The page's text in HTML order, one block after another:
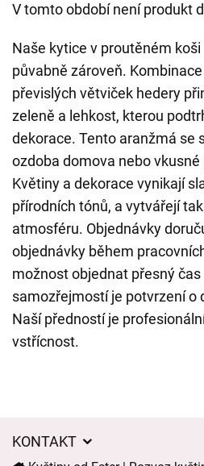
V tomto období není produkt
Naše kytice v proutěném
půvabně zároveň.
převislých větviček hedery
zeleně a lehkost, kterou
dekorace. Tento aranžmá se
ozdoba domova nebo
Květiny a dekorace vynikají
přírodních tónů, a vytvářejí
atmosféru. Objednávky
objednávky během
možnost objednat přesný čas
samozřejmostí je potvrzení o
Naší předností je
vstřícnost.
KONTAKT